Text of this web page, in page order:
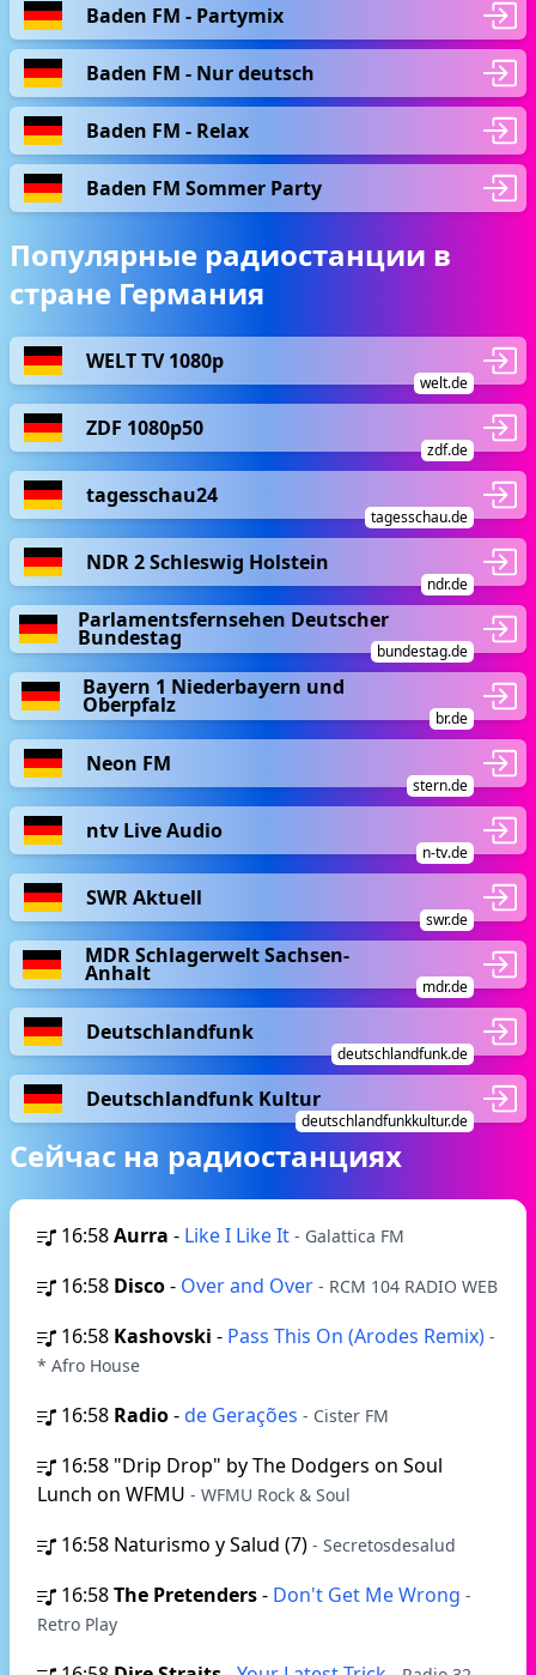
Baden FM - Partymix
Baden FM - Nur deutsch
Baden FM - Relax
Baden FM Sommer Party
Популярные радиостанции в
стране Германия
WELT TV 1080p
welt.de
ZDF 1080p50
zdf.de
tagesschau24
tagesschau.de
NDR 2 Schleswig Holstein
ndr.de
Parlamentsfernsehen Deutscher
Bundestag
bundestag.de
Bayern 1 Niederbayern und
Oberpfalz
br.de
Neon FM
stern.de
ntv Live Audio
n-tv.de
SWR Aktuell
swr.de
MDR Schlagerwelt Sachsen-
Anhalt
mdr.de
Deutschlandfunk
deutschlandfunk.de
Deutschlandfunk Kultur
deutschlandfunkkultur.de
Сейчас на радиостанциях
16:58Aurra - Like I Like It - Galattica FM
16:58 Disco- Over and Over - RCM 104 RADIO WEB
16:58 Kashovski - Pass This On (Arodes Remix) -
* Afro House
16:58 Radio-de Gerações - Cister FM
16:58 "Drip Drop" by The Dodgers on Soul
Lunch on WFMU - WFMU Rock & Soul
16:58 Naturismo y Salud (7) - Secretosdesalud
16:58The Pretenders- Don't Get Me Wrong -
Retro Play